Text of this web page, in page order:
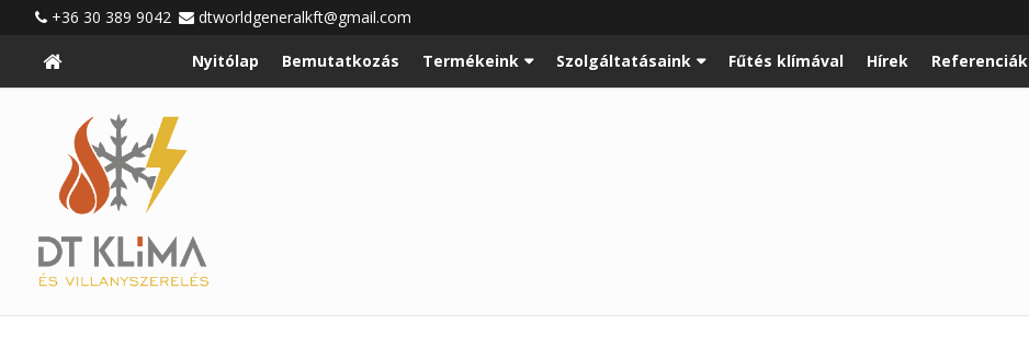
+36 30 389 9042 dtworldgeneralkft@gmail.com
Nyitólap Bemutatkozás Termékeink Szolgáltatásaink Fűtés klímával Hírek Referenciák